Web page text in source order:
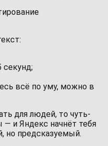
секунд;
всё по уму, можно в
для людей, то чуть-
— и Яндекс начнёт тебя
но предсказуемый.